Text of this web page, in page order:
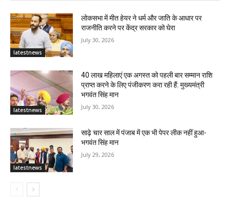
latestnews
लोकसभा में मीत हेयर ने धर्म और जाति के आधार पर
राजनीति करने पर केंद्र सरकार को घेरा
July 30, 2026
latestnews
40 लाख महिलाएं एक अगस्त को पहली बार सम्मान राशि
प्राप्त करने के लिए पंजीकरण करा रही हैं: मुख्यमंत्री
भगवंत सिंह मान
July 30, 2026
latestnews
साढ़े चार साल में पंजाब में एक भी पेपर लीक नहीं हुआ-
भगवंत सिंह मान
July 29, 2026